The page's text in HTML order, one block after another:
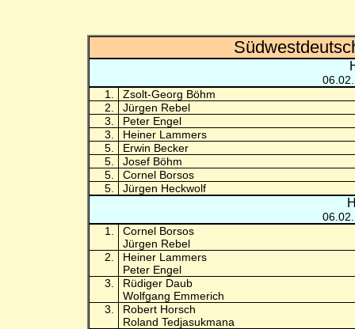
1.
Zsolt-Georg Böhm
2.
Jürgen Rebel
3.
Peter Engel
3.
Heiner Lammers
5.
Erwin Becker
5.
Josef Böhm
5.
Cornel Borsos
5.
Jürgen Heckwolf
1.
Cornel Borsos
Jürgen Rebel
2.
Heiner Lammers
Peter Engel
3.
Rüdiger Daub
Wolfgang Emmerich
3.
Robert Horsch
Roland Tedjasukmana